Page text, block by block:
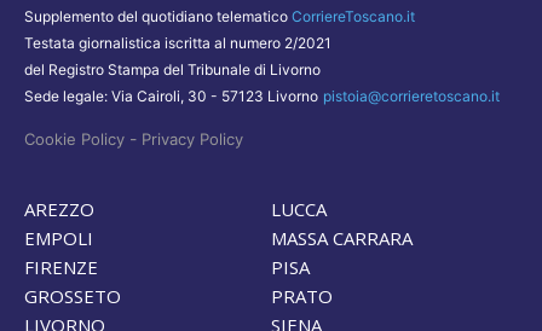
Supplemento del quotidiano telematico CorriereToscano.it
Testata giornalistica iscritta al numero 2/2021
del Registro Stampa del Tribunale di Livorno
Sede legale: Via Cairoli, 30 - 57123 Livorno pistoia@corrieretoscano.it
Cookie Policy - Privacy Policy
AREZZO
EMPOLI
FIRENZE
GROSSETO
LIVORNO
LUCCA
MASSA CARRARA
PISA
PRATO
SIENA